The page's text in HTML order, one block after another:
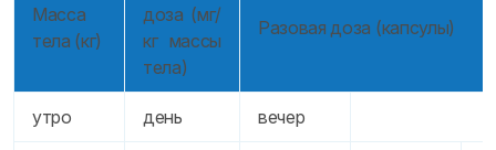
Масса
тела (кг)
доза (мг/
кг массы
тела)
Разовая доза (капсулы)
утро день вечер